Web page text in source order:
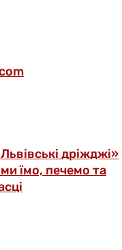
дріжджі»
їмо, печемо та